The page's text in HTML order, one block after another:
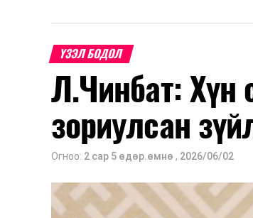
ҮЗЭЛ БОДОЛ
Л.Чинбат: Хүн
зориулсан
Огноо: 2 сар 5 өдөр.өмнө , 2026/06/02